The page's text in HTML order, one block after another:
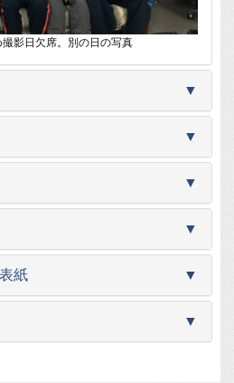
影日欠席。別の日の写真
▼
▼
▼
▼
▼
紙
▼